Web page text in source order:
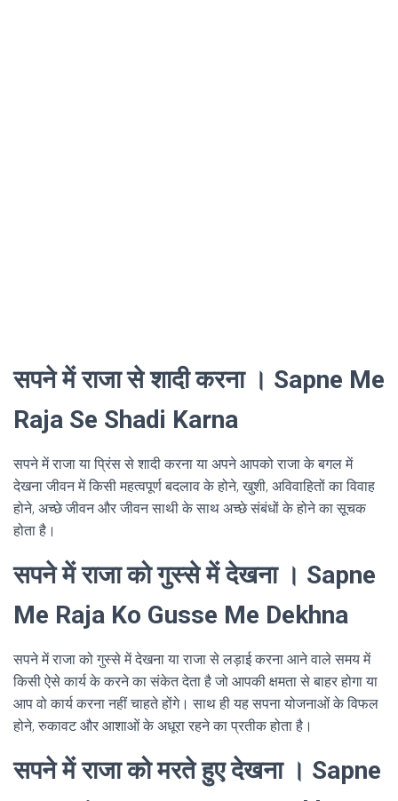
सपने में राजा से शादी करना । Sapne Me
Raja Se Shadi Karna
सपने में राजा या प्रिंस से शादी करना या अपने आपको राजा के बगल में
देखना जीवन में किसी महत्वपूर्ण बदलाव के होने, खुशी, अविवाहितों का विवाह
होने, अच्छे जीवन और जीवन साथी के साथ अच्छे संबंधों के होने का सूचक
होता है।
सपने में राजा को गुस्से में देखना । Sapne
Me Raja Ko Gusse Me Dekhna
सपने में राजा को गुस्से में देखना या राजा से लड़ाई करना आने वाले समय में
किसी ऐसे कार्य के करने का संकेत देता है जो आपकी क्षमता से बाहर होगा या
आप वो कार्य करना नहीं चाहते होंगे। साथ ही यह सपना योजनाओं के विफल
होने, रुकावट और आशाओं के अधूरा रहने का प्रतीक होता है।
सपने में राजा को मरते हुए देखना । Sapne